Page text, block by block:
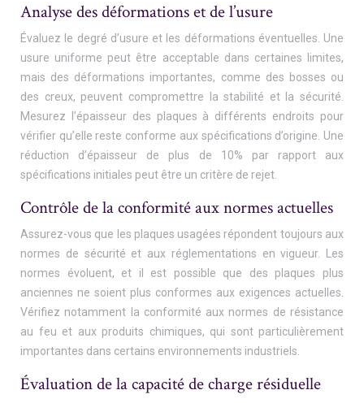
Analyse des déformations et de l’usure
Évaluez le degré d’usure et les déformations éventuelles. Une
usure uniforme peut être acceptable dans certaines limites,
mais des déformations importantes, comme des bosses ou
des creux, peuvent compromettre la stabilité et la sécurité.
Mesurez l’épaisseur des plaques à différents endroits pour
vérifier qu’elle reste conforme aux spécifications d’origine. Une
réduction d’épaisseur de plus de 10% par rapport aux
spécifications initiales peut être un critère de rejet.
Contrôle de la conformité aux normes actuelles
Assurez-vous que les plaques usagées répondent toujours aux
normes de sécurité et aux réglementations en vigueur. Les
normes évoluent, et il est possible que des plaques plus
anciennes ne soient plus conformes aux exigences actuelles.
Vérifiez notamment la conformité aux normes de résistance
au feu et aux produits chimiques, qui sont particulièrement
importantes dans certains environnements industriels.
Évaluation de la capacité de charge résiduelle